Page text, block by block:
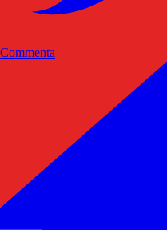
Commenta